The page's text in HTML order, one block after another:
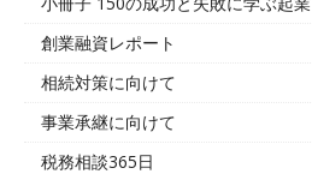
創業融資レポート
相続対策に向けて
事業承継に向けて
税務相談365日